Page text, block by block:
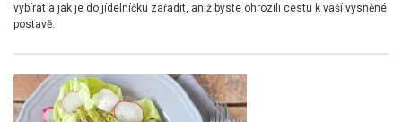
vybírat a jak je do jídelníčku zařadit, aniž byste ohrozili cestu k vaší vysněné
postavě.